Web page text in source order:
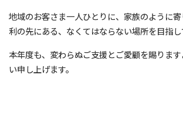
地域のお客さま一人ひとりに、家族のように
利の先にある、なくてはならない場所を目指し
本年度も、変わらぬご支援とご愛顧を賜りま
い申し上げます。